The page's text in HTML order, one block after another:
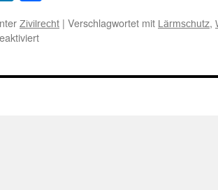
Zivilrecht | Verschlagwortet mit Lärmschutz,
für
von